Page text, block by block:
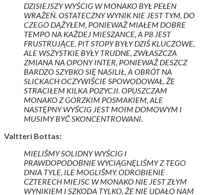
DZISIEJSZY WYŚCIG W MONAKO BYŁ PEŁEN
WRAŻEŃ. OSTATECZNY WYNIK NIE JEST TYM, DO
CZEGO DĄŻYŁEM, PONIEWAŻ MIAŁEM DOBRE
TEMPO NA KAŻDEJ MIESZANCE, A P8 JEST
FRUSTRUJĄCE. PIT STOPY BYŁY DZIŚ KLUCZOWE,
ALE WSZYSTKIE BYŁY TRUDNE, ZWŁASZCZA
ZMIANA NA OPONY INTER, PONIEWAŻ DESZCZ
BARDZO SZYBKO SIĘ NASILIŁ, A OBRÓT NA
SLICKACH OCZYWIŚCIE SPOWODOWAŁ, ŻE
STRACIŁEM KILKA POZYCJI. OPUSZCZAM
MONAKO Z GORZKIM POSMAKIEM, ALE
NASTĘPNY WYŚCIG JEST MOIM DOMOWYM I
MUSIMY BYĆ SKONCENTROWANI.
Valtteri Bottas:
MIELIŚMY SOLIDNY WYŚCIG I
PRAWDOPODOBNIE WYCIĄGNĘLIŚMY Z TEGO
DNIA TYLE, ILE MOGLIŚMY. ODROBIENIE
CZTERECH MIEJSC W MONAKO NIE JEST ZŁYM
WYNIKIEM I SZKODA TYLKO, ŻE NIE UDAŁO NAM